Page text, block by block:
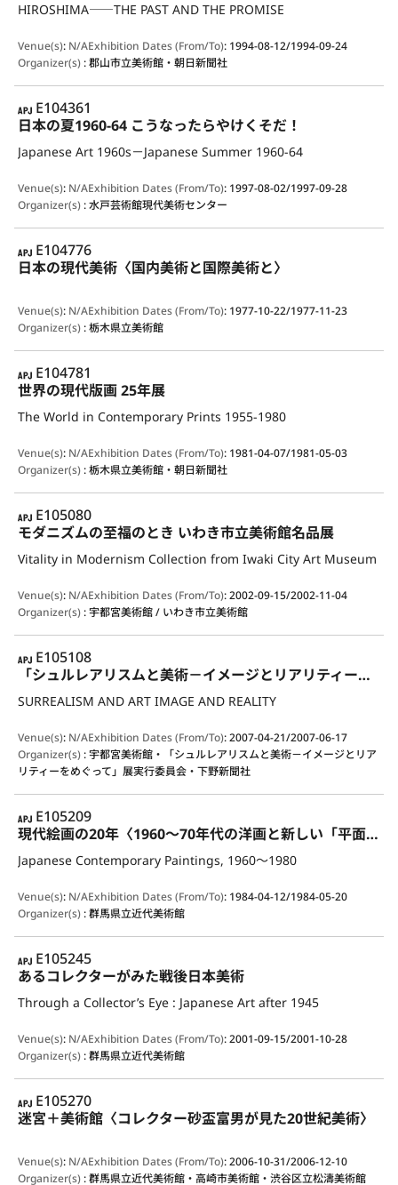
HIROSHIMA――THE PAST AND THE PROMISE
Venue(s): N/AExhibition Dates (From/To): 1994-08-12/1994-09-24
Organizer(s):郡山市立美術館・朝日新聞社
APJ
E104361
日本の夏1960-64 こうなったらやけくそだ！
Japanese Art 1960s－Japanese Summer 1960-64
Venue(s): N/AExhibition Dates (From/To): 1997-08-02/1997-09-28
Organizer(s):水戸芸術館現代美術センター
APJ
E104776
日本の現代美術〈国内美術と国際美術と〉
Venue(s): N/AExhibition Dates (From/To): 1977-10-22/1977-11-23
Organizer(s):栃木県立美術館
APJ
E104781
世界の現代版画 25年展
The World in Contemporary Prints 1955-1980
Venue(s): N/AExhibition Dates (From/To): 1981-04-07/1981-05-03
Organizer(s):栃木県立美術館・朝日新聞社
APJ
E105080
モダニズムの至福のとき いわき市立美術館名品展
Vitality in Modernism Collection from Iwaki City Art Museum
Venue(s): N/AExhibition Dates (From/To):2002-09-15/2002-11-04
Organizer(s):宇都宮美術館 / いわき市立美術館
APJ
E105108
「シュルレアリスムと美術－イメージとリアリティーをめぐって」展
SURREALISM AND ART IMAGE AND REALITY
Venue(s): N/AExhibition Dates (From/To):2007-04-21/2007-06-17
Organizer(s):宇都宮美術館・「シュルレアリスムと美術－イメージとリア
リティーをめぐって」展実行委員会・下野新聞社
APJ
E105209
現代絵画の20年〈1960～70年代の洋画と新しい「平面」芸術の動向〉
Japanese Contemporary Paintings, 1960～1980
Venue(s): N/AExhibition Dates (From/To): 1984-04-12/1984-05-20
Organizer(s):群馬県立近代美術館
APJ
E105245
あるコレクターがみた戦後日本美術
Through a Collector’s Eye : Japanese Art after 1945
Venue(s): N/AExhibition Dates (From/To):2001-09-15/2001-10-28
Organizer(s):群馬県立近代美術館
APJ
E105270
迷宮＋美術館〈コレクター砂盃富男が見た20世紀美術〉
Venue(s): N/AExhibition Dates (From/To):2006-10-31/2006-12-10
Organizer(s):群馬県立近代美術館・高崎市美術館・渋谷区立松濤美術館